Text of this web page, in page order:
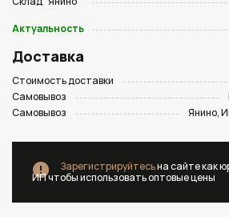
Актуальность
Доставка
Стоимость доставки
Самовывоз
Самовывоз
Янино,
Зарегистрируйтесьна сайте как
ИП чтобы использовать оптовые цены